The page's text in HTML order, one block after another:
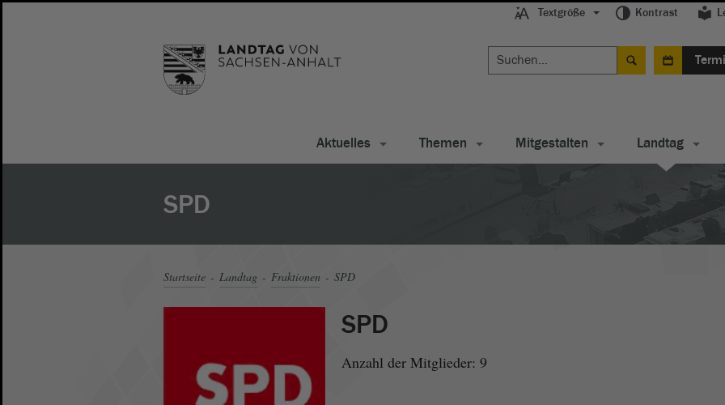
Textgröße Kontrast
Aktuelles Themen Mitgestalten Landtag
SPD
Startseite Landtag Fraktionen SPD
SPD
Anzahl der Mitglieder: 9